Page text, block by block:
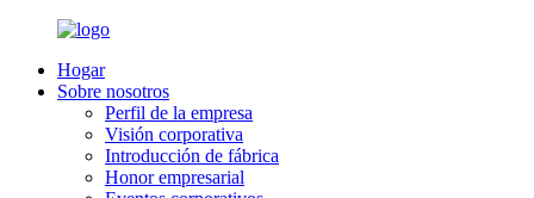
Hogar
Sobre nosotros
Perfil de la empresa
Visión corporativa
Introducción de fábrica
Honor empresarial